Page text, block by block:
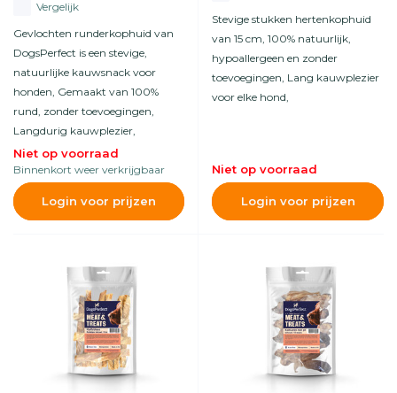
Vergelijk
Gevlochten runderkophuid van
DogsPerfect is een stevige,
natuurlijke kauwsnack voor
honden, Gemaakt van 100%
rund, zonder toevoegingen,
Langdurig kauwplezier,
Niet op voorraad
Binnenkort weer verkrijgbaar
Login voor prijzen
Stevige stukken hertenkophuid
van 15 cm, 100% natuurlijk,
hypoallergeen en zonder
toevoegingen, Lang kauwplezier
voor elke hond,
Niet op voorraad
Login voor prijzen